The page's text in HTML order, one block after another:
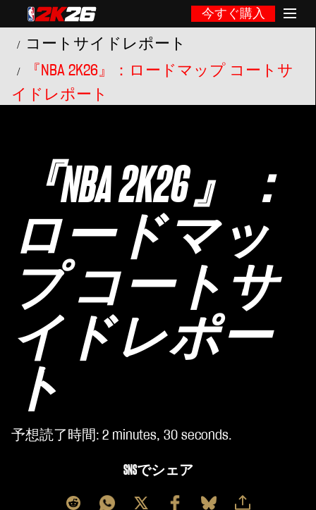
今すぐ購入
コートサイドレポート
『NBA 2K26』：ロードマップ コートサ
イドレポート
『NBA 2K26』：
ロードマッ
プ コートサ
イドレポー
ト
予想読了時間 2 minutes, 30 seconds
SNSでシェア